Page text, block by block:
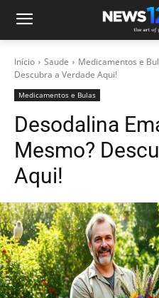
Início Saude Medicamentos e
Descubra a Verdade Aqui!
Medicamentos e Bulas
Desodalina
Mesmo?
Aqui!